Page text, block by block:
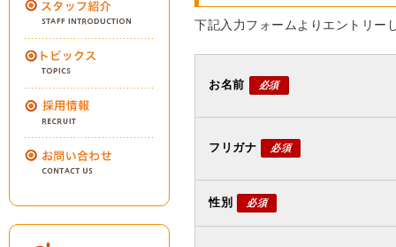
下記入力フォームよりエントリー
お名前 必須
フリガナ 必須
性別 必須